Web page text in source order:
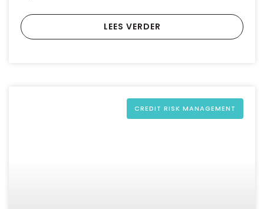
LEES VERDER
CREDIT RISK MANAGEMENT